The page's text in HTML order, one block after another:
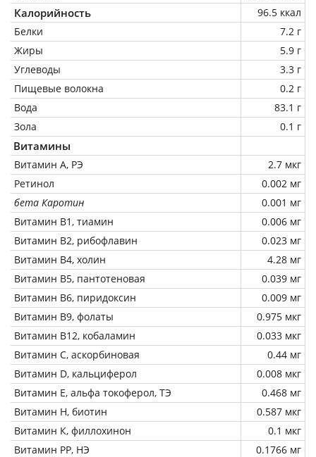
Калорийность
96.5 ккал
Белки
7.2 г
Жиры
5.9 г
Углеводы
3.3 г
Пищевые волокна
0.2 г
Вода
83.1 г
Зола
0.1 г
Витамины
Витамин А, РЭ
2.7 мкг
Ретинол
0.002 мг
бета Каротин
0.001 мг
Витамин В1, тиамин
0.006 мг
Витамин В2, рибофлавин
0.023 мг
Витамин В4, холин
4.28 мг
Витамин В5, пантотеновая
0.039 мг
Витамин В6, пиридоксин
0.009 мг
Витамин В9, фолаты
0.975 мкг
Витамин В12, кобаламин
0.033 мкг
Витамин C, аскорбиновая
0.44 мг
Витамин D, кальциферол
0.008 мкг
Витамин Е, альфа токоферол, ТЭ
0.468 мг
Витамин Н, биотин
0.587 мкг
Витамин К, филлохинон
0.1 мкг
Витамин РР, НЭ
0.1766 мг